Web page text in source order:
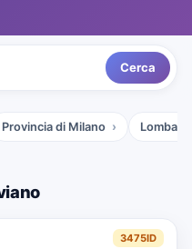
Cerca
Provincia di Milano
3475ID